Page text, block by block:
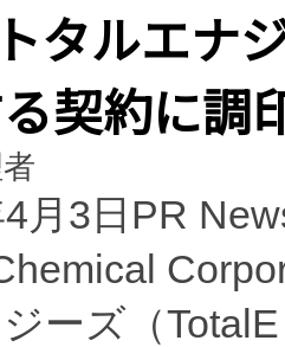
タルエナ
契約に調
4月3日PR
ーズ（